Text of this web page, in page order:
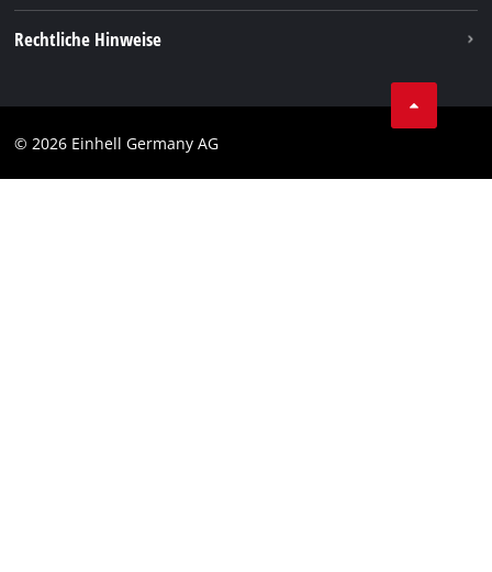
Vertrag widerrufen
Rechtliche Hinweise
Impressum
© 2026 Einhell Germany AG